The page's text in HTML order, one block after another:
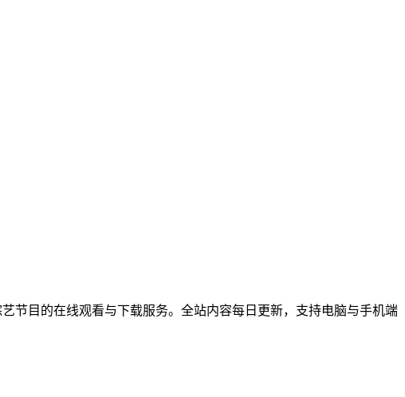
节目的在线观看与下载服务。全站内容每日更新，支持电脑与手机端